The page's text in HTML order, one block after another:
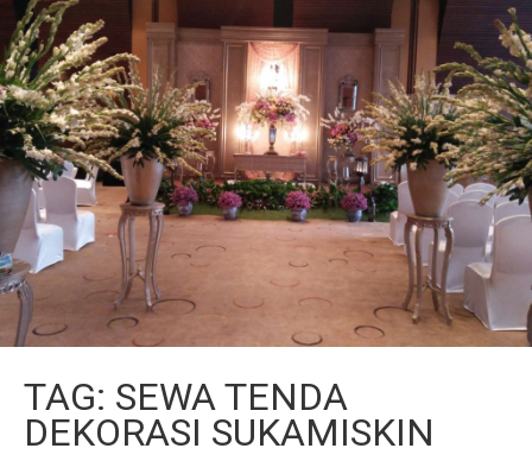
TAG: SEWA TENDA
DEKORASI SUKAMISKIN